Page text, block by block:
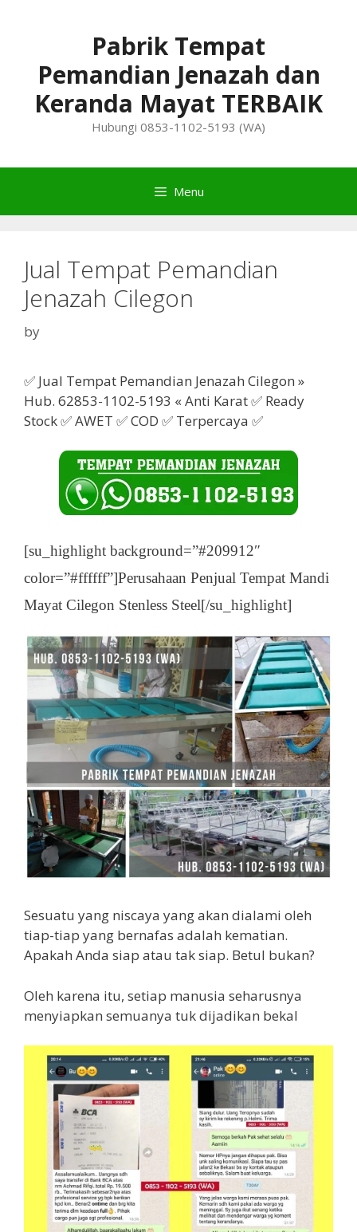
Pabrik Tempat
Pemandian Jenazah dan
Keranda Mayat TERBAIK
Hubungi 0853-1102-5193 (WA)
Menu
Jual Tempat Pemandian
Jenazah Cilegon
by
✅ Jual Tempat Pemandian Jenazah Cilegon »
Hub. 62853-1102-5193 « Anti Karat ✅ Ready
Stock ✅ AWET ✅ COD ✅ Terpercaya ✅
[su_highlight background=”#209912″
color=”#ffffff”]Perusahaan Penjual Tempat Mandi
Mayat Cilegon Stenless Steel[/su_highlight]
Sesuatu yang niscaya yang akan dialami oleh
tiap-tiap yang bernafas adalah kematian.
Apakah Anda siap atau tak siap. Betul bukan?
Oleh karena itu, setiap manusia seharusnya
menyiapkan semuanya tuk dijadikan bekal